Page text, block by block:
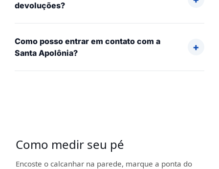
devoluções?
Como posso entrar em contato com a
Santa Apolônia?
Como medir seu pé
Encoste o calcanhar na parede, marque a ponta do